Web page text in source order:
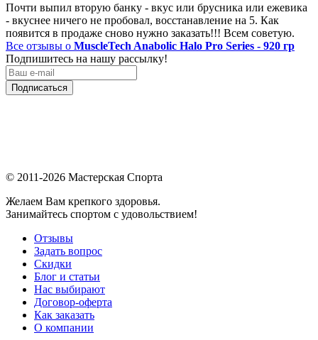
Почти выпил вторую банку - вкус или брусника или ежевика
- вкуснее ничего не пробовал, восстанавление на 5. Как
появится в продаже сново нужно заказать!!! Всем советую.
Все отзывы о MuscleTech Anabolic Halo Pro Series - 920 гр
Подпишитесь на нашу рассылку!
Подписаться
© 2011-2026 Мастерская Спорта
Желаем Вам крепкого здоровья.
Занимайтесь спортом с удовольствием!
Отзывы
Задать вопрос
Скидки
Блог и статьи
Нас выбирают
Договор-оферта
Как заказать
О компании